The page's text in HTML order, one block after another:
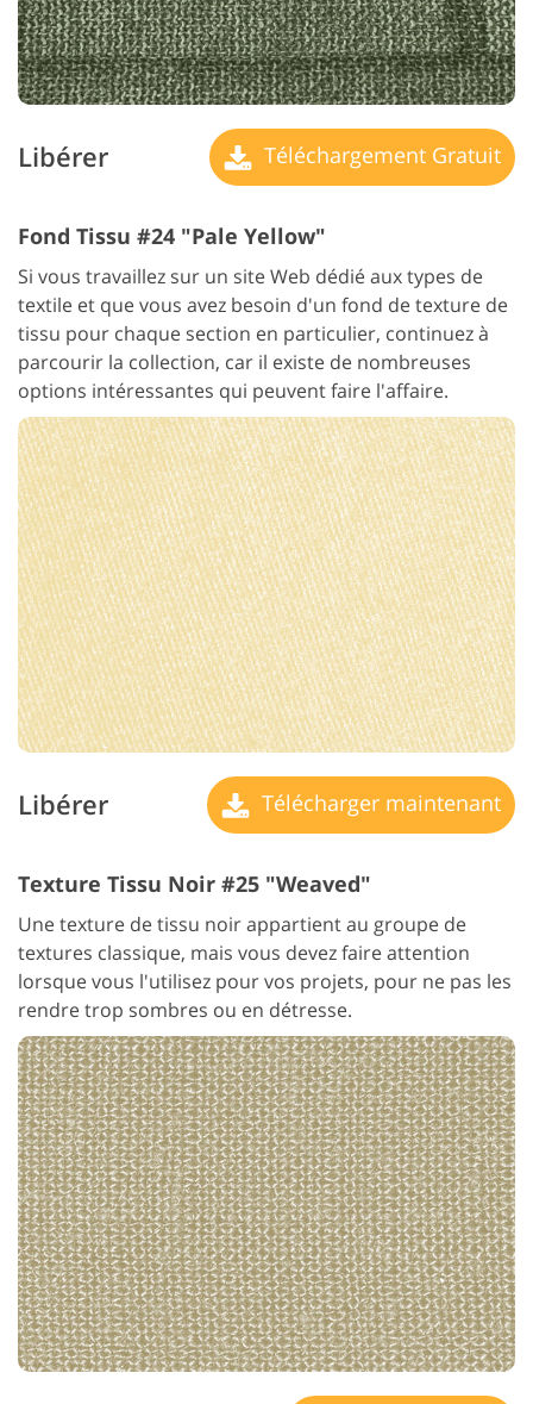
Libérer Téléchargement Gratuit
Fond Tissu #24 "Pale Yellow"
Si vous travaillez sur un site Web dédié aux types de
textile et que vous avez besoin d'un fond de texture de
tissu pour chaque section en particulier, continuez à
parcourir la collection, car il existe de nombreuses
options intéressantes qui peuvent faire l'affaire.
Libérer Télécharger maintenant
Texture Tissu Noir #25 "Weaved"
Une texture de tissu noir appartient au groupe de
textures classique, mais vous devez faire attention
lorsque vous l'utilisez pour vos projets, pour ne pas les
rendre trop sombres ou en détresse.